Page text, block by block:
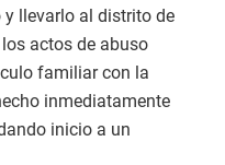
llevarlo al distrito de
actos de abuso
familiar con la
inmediatamente
inicio a un